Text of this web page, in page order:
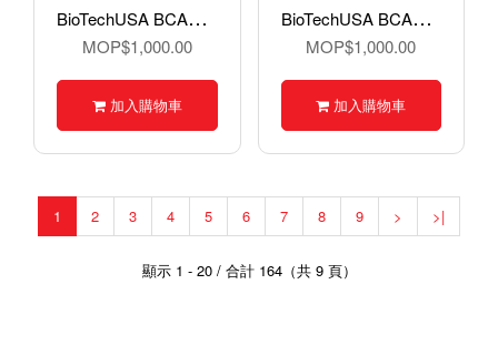
B
ioTechUSA BCAA+B6, 支鏈氨基酸+維他命B6, 340粒裝硬丸
MOP$1,000.00
加入購物車
B
ioTechUSA BCAA+Glutamine Zero 支鏈氨基酸 + 膠氨酸 / 谷氨酰胺粉 - 480 克
MOP$1,000.00
加入購物車
1 2 3 4 5 6 7 8 9 > >|
顯示 1 - 20 / 合計 164（共 9 頁）